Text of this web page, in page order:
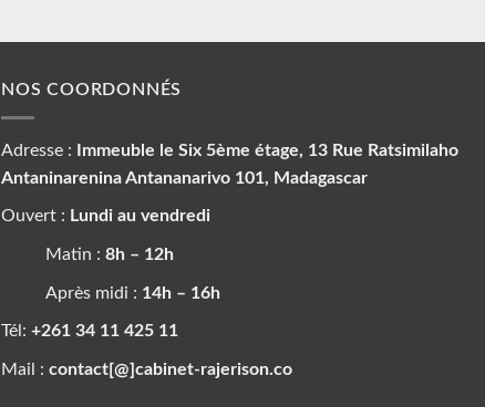
NOS COORDONNÉS
Adresse :
Immeuble le Six 5ème étage, 13 Rue Ratsimilaho
Antaninarenina Antananarivo 101, Madagascar
Ouvert : Lundi au vendredi
Matin : 8h – 12h
Après midi : 14h – 16h
Tél: +261 34 11 425 11
Mail : contact[@]cabinet-rajerison.co